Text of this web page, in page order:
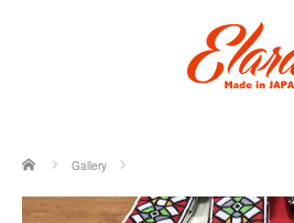
ホーム Gallery